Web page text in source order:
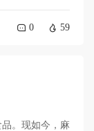
0 59
。现如今，麻